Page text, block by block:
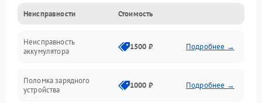
Работа с нагрузкой
Звук и индикация
Неисправности Стоимость
Неисправность
аккумулятора
1500 ₽ Подробнее →
Поломка зарядного
устройства
1000 ₽ Подробнее →